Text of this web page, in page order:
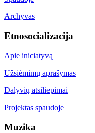
Archyvas
Etnosocializacija
Apie iniciatyvą
Užsiėmimų aprašymas
Dalyvių atsiliepimai
Projektas spaudoje
Muzika